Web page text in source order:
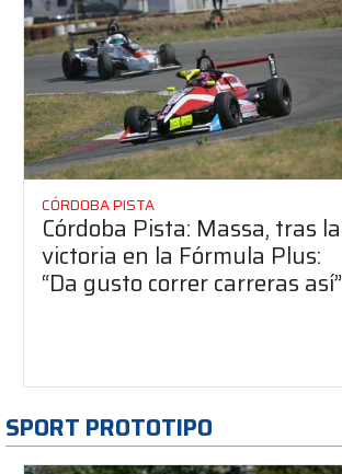
CÓRDOBA PISTA
Córdoba Pista: Massa, tras la
victoria en la Fórmula Plus:
“Da gusto correr carreras así”
SPORT PROTOTIPO